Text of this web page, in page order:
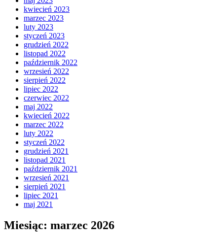
kwiecień 2023
marzec 2023
luty 2023
styczeń 2023
grudzień 2022
listopad 2022
październik 2022
wrzesień 2022
sierpień 2022
lipiec 2022
czerwiec 2022
maj 2022
kwiecień 2022
marzec 2022
luty 2022
styczeń 2022
grudzień 2021
listopad 2021
październik 2021
wrzesień 2021
sierpień 2021
lipiec 2021
maj 2021
Miesiąc: marzec 2026